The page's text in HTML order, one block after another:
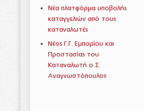
Νέα πλατφόρμα υποβολής
καταγγελιών από τους
καταναλωτές
Νέος Γ.Γ. Εμπορίου και
Προστασίας του
Καταναλωτή ο Σ.
Αναγνωστόπουλος